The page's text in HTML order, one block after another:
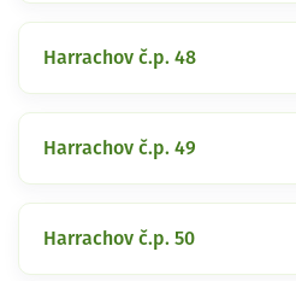
Harrachov č.p. 48
Harrachov č.p. 49
Harrachov č.p. 50